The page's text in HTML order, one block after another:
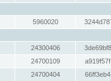
5960020
24300406
24700109
24700404